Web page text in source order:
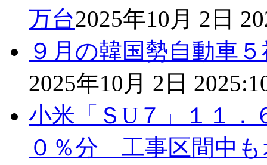
万台2025年10月 2日
９月の韓国勢自動車
2025年10月 2日
小米「ＳU７」１１
０％分 工事区間中も